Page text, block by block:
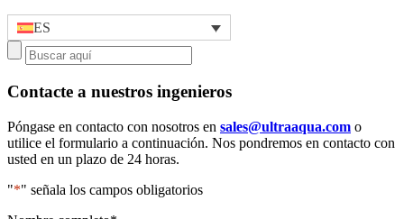
ES
Contacte a nuestros ingenieros
Póngase en contacto con nosotros en sales@ultraaqua.com o
utilice el formulario a continuación. Nos pondremos en contacto con
usted en un plazo de 24 horas.
"*" señala los campos obligatorios